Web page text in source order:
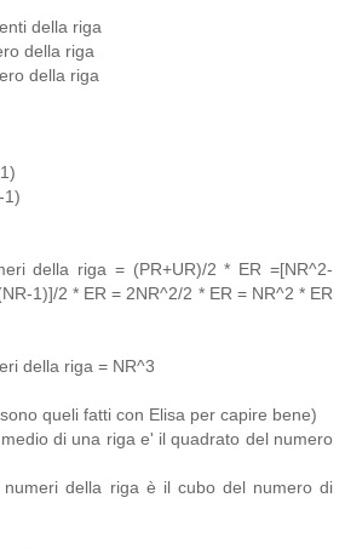
della riga
della riga
della riga
1)
della riga = (PR+UR)/2 * ER =[NR^2-
1)]/2 * ER = 2NR^2/2 * ER = NR^2 * ER
della riga = NR^3
queli fatti con Elisa per capire bene)
di una riga e' il quadrato del numero
della riga è il cubo del numero di